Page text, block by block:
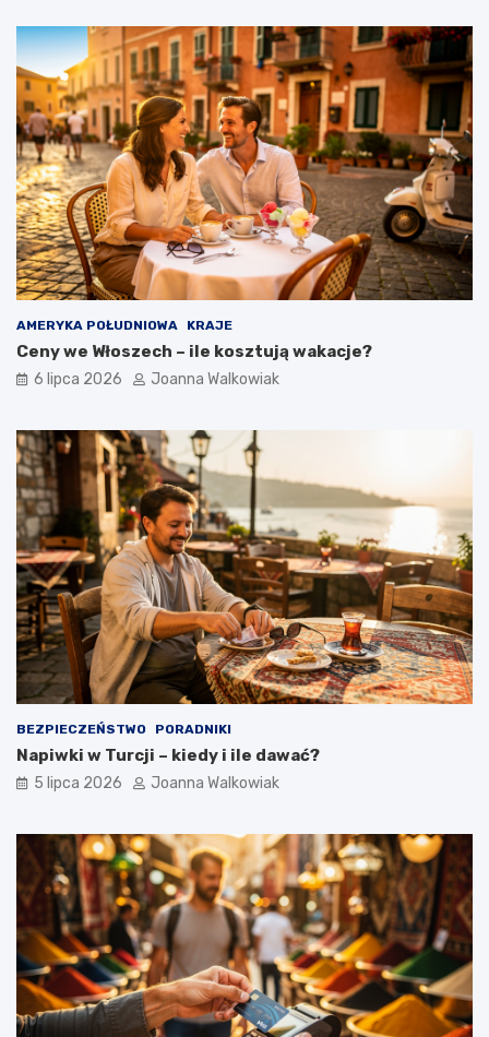
AMERYKA POŁUDNIOWA KRAJE
Ceny we Włoszech – ile kosztują wakacje?
6 lipca 2026 Joanna Walkowiak
BEZPIECZEŃSTWO PORADNIKI
Napiwki w Turcji – kiedy i ile dawać?
5 lipca 2026 Joanna Walkowiak